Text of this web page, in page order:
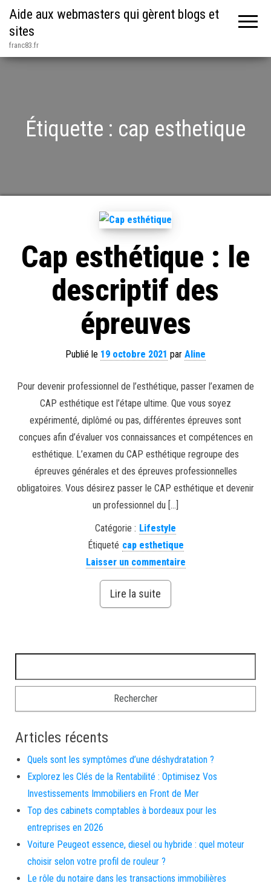
Aide aux webmasters qui gèrent blogs et
sites
franc83.fr
Étiquette : cap esthetique
Cap esthétique : le
descriptif des
épreuves
Publié le 19 octobre 2021 par Aline
Pour devenir professionnel de l’esthétique, passer l’examen de
CAP esthétique est l’étape ultime. Que vous soyez
expérimenté, diplômé ou pas, différentes épreuves sont
conçues afin d’évaluer vos connaissances et compétences en
esthétique. L’examen du CAP esthétique regroupe des
épreuves générales et des épreuves professionnelles
obligatoires. Vous désirez passer le CAP esthétique et devenir
un professionnel du […]
Catégorie : Lifestyle
Étiqueté cap esthetique
Laisser un commentaire
Lire la suite
Articles récents
Quels sont les symptômes d’une déshydratation ?
Explorez les Clés de la Rentabilité : Optimisez Vos
Investissements Immobiliers en Front de Mer
Top des cabinets comptables à bordeaux pour les
entreprises en 2026
Voiture Peugeot essence, diesel ou hybride : quel moteur
choisir selon votre profil de rouleur ?
Le rôle du notaire dans les transactions immobilières